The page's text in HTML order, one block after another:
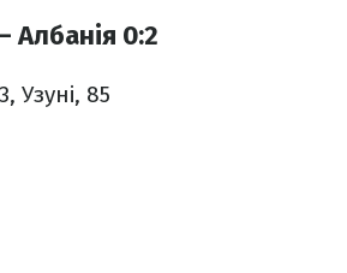
Албанія 0:2
Узуні, 85